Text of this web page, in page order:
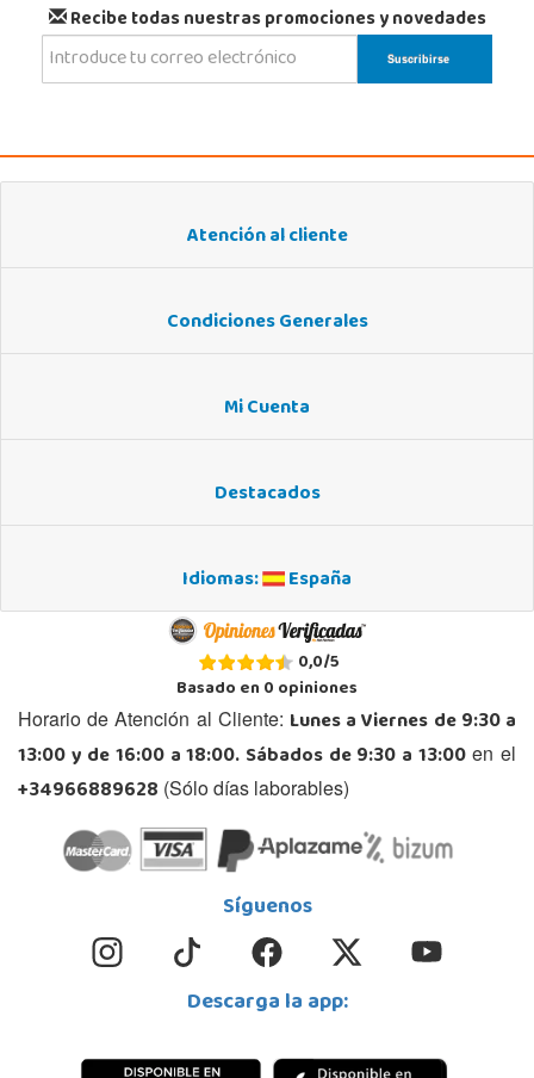
Recibe todas nuestras promociones y novedades
Atención al cliente
Condiciones Generales
Mi Cuenta
Destacados
Idiomas: España
0,0/5
Basado en0opiniones
Horario de Atención al Cliente: Lunes a Viernes de 9:30 a
13:00 y de 16:00 a 18:00. Sábados de 9:30 a 13:00en el
+34966889628 (Sólo días laborables)
Síguenos
Descarga la app: